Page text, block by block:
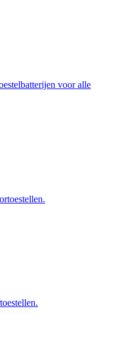
voor alle